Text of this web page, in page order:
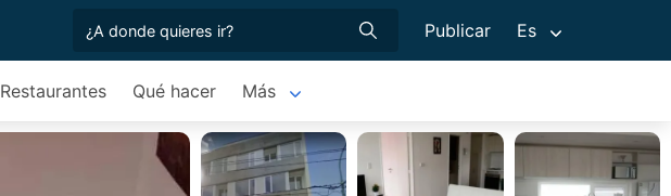
Publicar Es
Restaurantes Qué hacer Más